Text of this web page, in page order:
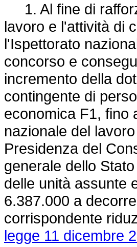
1. Al fine di
lavoro e l'attività di
l'Ispettorato
concorso e
incremento della
contingente di
economica F1, fino
nazionale del
Presidenza del
generale dello
delle unità assunte
6.387.000 a
corrispondente
legge 11 dicembre